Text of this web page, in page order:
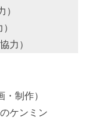
）
力）
制作）
ケンミン